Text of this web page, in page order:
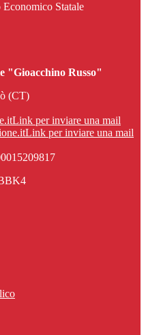
Statale
"Gioacchino Russo"
(CT)
Link per inviare una mail
Link per inviare una mail